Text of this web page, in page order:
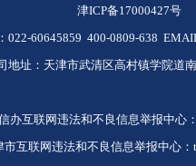
津ICP备17000427号
022-60645859 400-0809-638
地址：天津市武清区高村镇学院道
办互联网违法和不良信息举报中心
市互联网违法和不良信息举报中心